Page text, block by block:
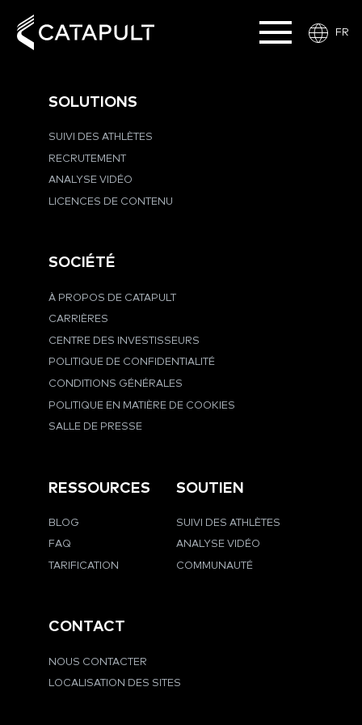
FR
SOLUTIONS
SUIVI DES ATHLÈTES
RECRUTEMENT
ANALYSE VIDÉO
LICENCES DE CONTENU
SOCIÉTÉ
À PROPOS DE CATAPULT
CARRIÈRES
CENTRE DES INVESTISSEURS
POLITIQUE DE CONFIDENTIALITÉ
CONDITIONS GÉNÉRALES
POLITIQUE EN MATIÈRE DE COOKIES
SALLE DE PRESSE
RESSOURCES
BLOG
FAQ
TARIFICATION
SOUTIEN
SUIVI DES ATHLÈTES
ANALYSE VIDÉO
COMMUNAUTÉ
CONTACT
NOUS CONTACTER
LOCALISATION DES SITES